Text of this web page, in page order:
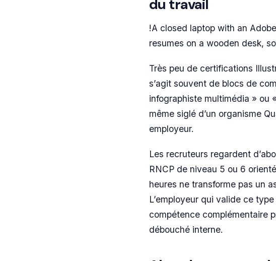
du travail
!A closed laptop with an
resumes on a wooden desk,
Très peu de certifications
s’agit souvent de blocs de
infographiste multimédia » ou
même siglé d’un organisme
employeur.
Les recruteurs regardent
RNCP de niveau 5 ou 6
heures ne transforme pas un
L’employeur qui valide ce
compétence complémentaire
débouché interne.